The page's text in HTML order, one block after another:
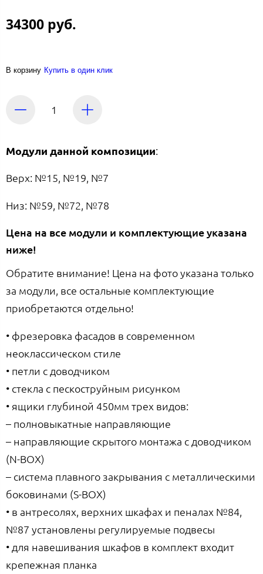
34300 руб.
В корзину Купить в один клик
Модули данной композиции:
Верх: №15, №19, №7
Низ: №59, №72, №78
Цена на все модули и комплектующие указана
ниже!
Обратите внимание! Цена на фото указана только
за модули, все остальные комплектующие
приобретаются отдельно!
• фрезеровка фасадов в современном
неоклассическом стиле
• петли с доводчиком
• стекла с пескоструйным рисунком
• ящики глубиной 450мм трех видов:
– полновыкатные направляющие
– направляющие скрытого монтажа с доводчиком
(N-BOX)
– система плавного закрывания с металлическими
боковинами (S-BOX)
• в антресолях, верхних шкафах и пеналах №84,
№87 установлены регулируемые подвесы
• для навешивания шкафов в комплект входит
крепежная планка